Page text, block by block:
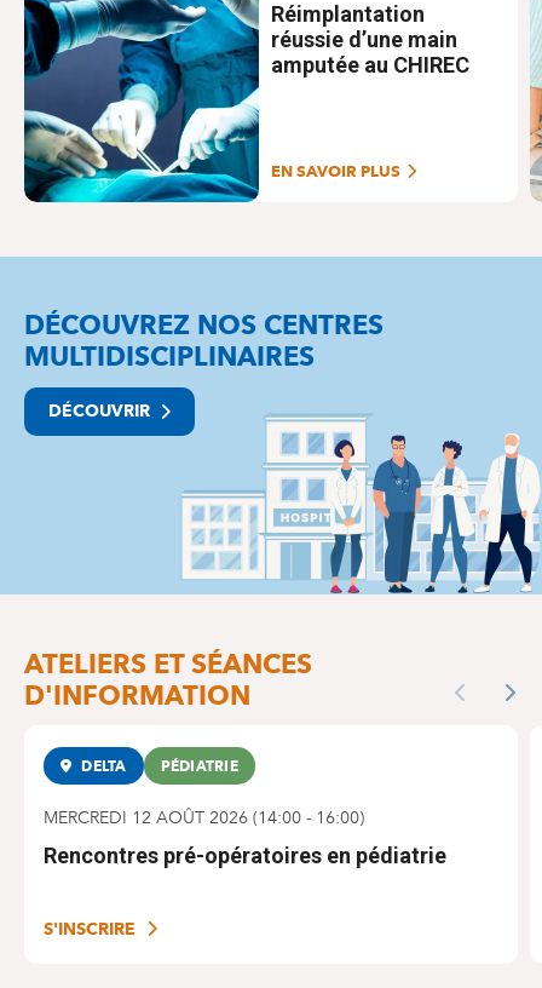
Réimplantation
réussie d’une main
amputée au CHIREC
EN SAVOIR PLUS
DÉCOUVREZ NOS CENTRES
MULTIDISCIPLINAIRES
DÉCOUVRIR
ATELIERS ET SÉANCES
D'INFORMATION
Previous
DELTA PÉDIATRIE
MERCREDI 12 AOÛT 2026 (14:00 - 16:00)
Rencontres pré-opératoires en pédiatrie
S'INSCRIRE